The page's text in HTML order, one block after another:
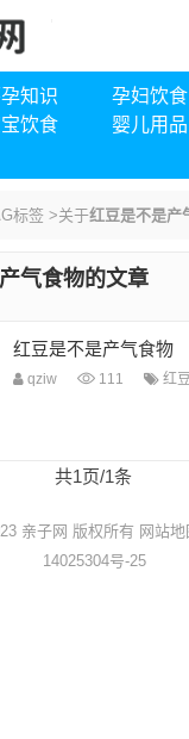
知识 孕妇饮食
饮食 婴儿用品
标签 >关于红豆是不是产
气食物的文章
红豆是不是产气食物
qziw 111 红
共1页/1条
亲子网 版权所有 网站地
14025304号-25